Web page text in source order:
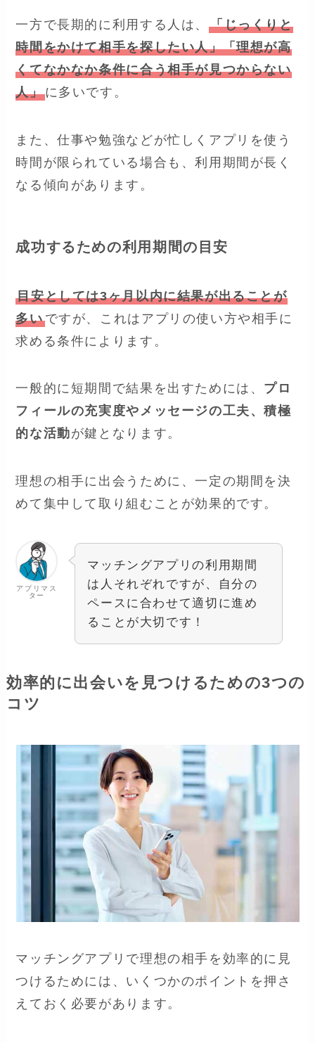
一方で長期的に利用する人は、 「じっくりと
時間をかけて相手を探したい人」「理想が高
くてなかなか条件に合う相手が見つからない
人」に多いです。
また、仕事や勉強などが忙しくアプリを使う
時間が限られている場合も、利用期間が長く
なる傾向があります。
成功するための利用期間の目安
目安としては3ヶ月以内に結果が出ることが
多いですが、これはアプリの使い方や相手に
求める条件によります。
一般的に短期間で結果を出すためには、 プロ
フィールの充実度やメッセージの工夫、積極
的な活動が鍵となります。
理想の相手に出会うために、一定の期間を決
めて集中して取り組むことが効果的です。
アプリマス
ター
マッチングアプリの利用期間
は人それぞれですが、自分の
ペースに合わせて適切に進め
ることが大切です！
効率的に出会いを見つけるための3つの
コツ
マッチングアプリで理想の相手を効率的に見
つけるためには、いくつかのポイントを押さ
えておく必要があります。